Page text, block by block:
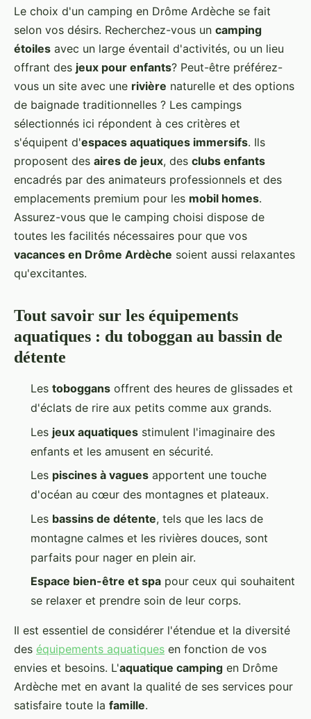
Le choix d'un camping en Drôme Ardèche se fait
selon vos désirs. Recherchez-vous un camping
étoiles avec un large éventail d'activités, ou un lieu
offrant des jeux pour enfants? Peut-être préférez-
vous un site avec une rivière naturelle et des options
de baignade traditionnelles ? Les campings
sélectionnés ici répondent à ces critères et
s'équipent d'espaces aquatiques immersifs. Ils
proposent des aires de jeux, des clubs enfants
encadrés par des animateurs professionnels et des
emplacements premium pour les mobil homes.
Assurez-vous que le camping choisi dispose de
toutes les facilités nécessaires pour que vos
vacances en Drôme Ardèche soient aussi relaxantes
qu'excitantes.
Tout savoir sur les équipements
aquatiques : du toboggan au bassin de
détente
Les toboggans offrent des heures de glissades et
d'éclats de rire aux petits comme aux grands.
Les jeux aquatiques stimulent l'imaginaire des
enfants et les amusent en sécurité.
Les piscines à vagues apportent une touche
d'océan au cœur des montagnes et plateaux.
Les bassins de détente, tels que les lacs de
montagne calmes et les rivières douces, sont
parfaits pour nager en plein air.
Espace bien-être et spa pour ceux qui souhaitent
se relaxer et prendre soin de leur corps.
Il est essentiel de considérer l'étendue et la diversité
des équipements aquatiques en fonction de vos
envies et besoins. L'aquatique camping en Drôme
Ardèche met en avant la qualité de ses services pour
satisfaire toute la famille.